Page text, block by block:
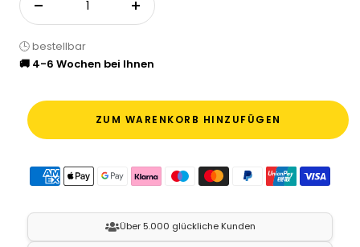
Menge verringernMenge erhöhen
🕒 bestellbar
🚚 4-6 Wochen bei Ihnen
ZUM WARENKORB HINZUFÜGEN
Über 5.000 glückliche Kunden